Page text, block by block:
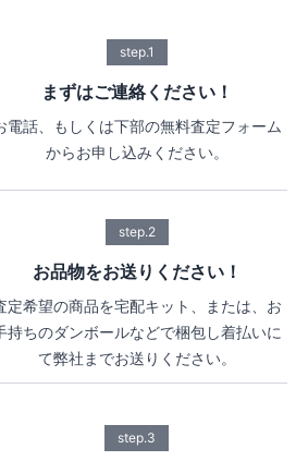
step.1
まずはご連絡ください！
電話、もしくは下部の無料査定フォーム
からお申し込みください。
step.2
お品物をお送りください！
定希望の商品を宅配キット、または、お
持ちのダンボールなどで梱包し着払いに
て弊社までお送りください。
step.3